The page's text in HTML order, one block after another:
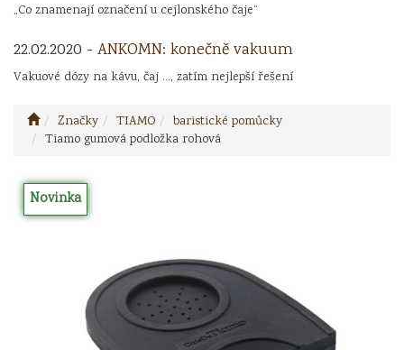
„Co znamenají označení u cejlonského čaje“
22.02.2020 - ANKOMN: konečně vakuum
Vakuové dózy na kávu, čaj ..., zatím nejlepší řešení
Značky TIAMO
baristické pomůcky
Tiamo gumová podložka rohová
Novinka